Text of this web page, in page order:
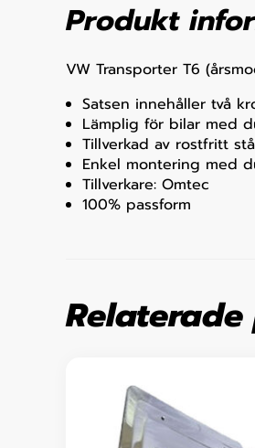
Produkt
VW Transporter T6
Satsen innehåller två
Lämplig för bilar med
Tillverkad av rostfritt
Enkel montering med
Tillverkare: Omtec
100% passform